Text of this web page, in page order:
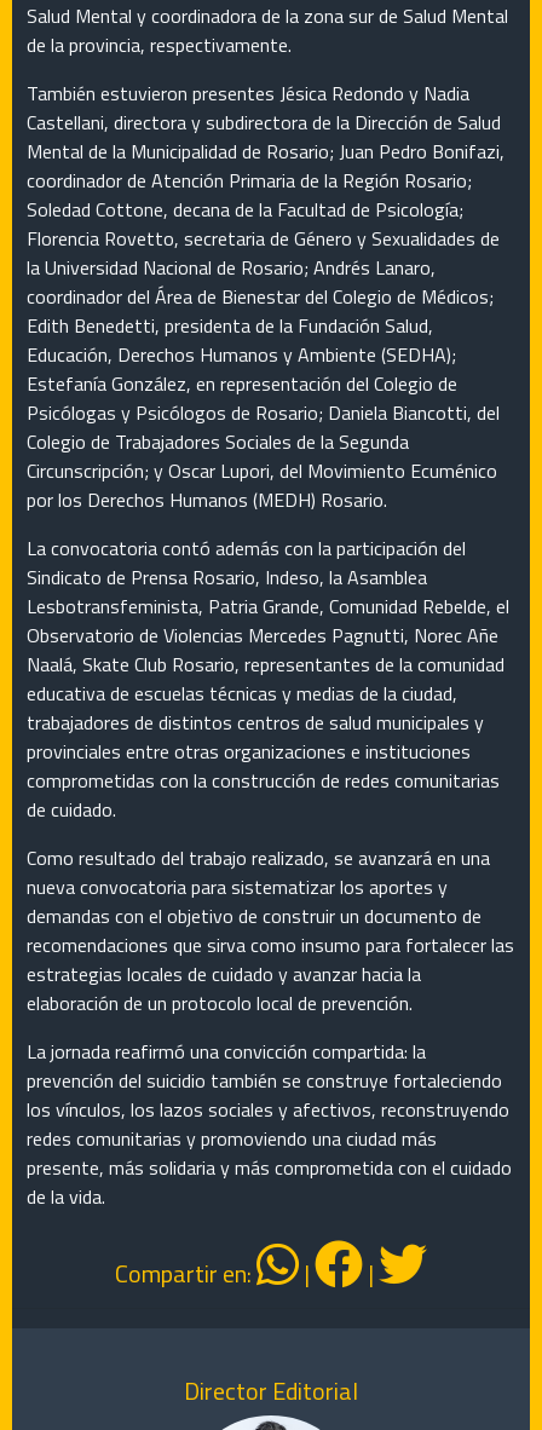
Salud Mental y coordinadora de la zona sur de Salud Mental
de la provincia, respectivamente.
También estuvieron presentes Jésica Redondo y Nadia
Castellani, directora y subdirectora de la Dirección de Salud
Mental de la Municipalidad de Rosario; Juan Pedro Bonifazi,
coordinador de Atención Primaria de la Región Rosario;
Soledad Cottone, decana de la Facultad de Psicología;
Florencia Rovetto, secretaria de Género y Sexualidades de
la Universidad Nacional de Rosario; Andrés Lanaro,
coordinador del Área de Bienestar del Colegio de Médicos;
Edith Benedetti, presidenta de la Fundación Salud,
Educación, Derechos Humanos y Ambiente (SEDHA);
Estefanía González, en representación del Colegio de
Psicólogas y Psicólogos de Rosario; Daniela Biancotti, del
Colegio de Trabajadores Sociales de la Segunda
Circunscripción; y Oscar Lupori, del Movimiento Ecuménico
por los Derechos Humanos (MEDH) Rosario.
La convocatoria contó además con la participación del
Sindicato de Prensa Rosario, Indeso, la Asamblea
Lesbotransfeminista, Patria Grande, Comunidad Rebelde, el
Observatorio de Violencias Mercedes Pagnutti, Norec Añe
Naalá, Skate Club Rosario, representantes de la comunidad
educativa de escuelas técnicas y medias de la ciudad,
trabajadores de distintos centros de salud municipales y
provinciales entre otras organizaciones e instituciones
comprometidas con la construcción de redes comunitarias
de cuidado.
Como resultado del trabajo realizado, se avanzará en una
nueva convocatoria para sistematizar los aportes y
demandas con el objetivo de construir un documento de
recomendaciones que sirva como insumo para fortalecer las
estrategias locales de cuidado y avanzar hacia la
elaboración de un protocolo local de prevención.
La jornada reafirmó una convicción compartida: la
prevención del suicidio también se construye fortaleciendo
los vínculos, los lazos sociales y afectivos, reconstruyendo
redes comunitarias y promoviendo una ciudad más
presente, más solidaria y más comprometida con el cuidado
de la vida.
Compartir en: | |
Director Editorial